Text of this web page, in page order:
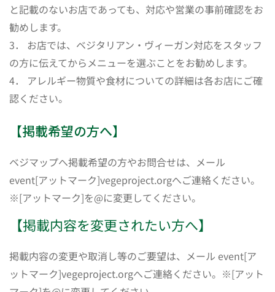
と記載のないお店であっても、対応や営業の事前確認をお
勧めします。
3． お店では、ベジタリアン・ヴィーガン対応をスタッフ
の方に伝えてからメニューを選ぶことをお勧めします。
4． アレルギー物質や食材についての詳細は各お店にご確
認ください。
【掲載希望の方へ】
ベジマップへ掲載希望の方やお問合せは、メール
event[アットマーク]vegeproject.orgへご連絡ください。
※[アットマーク]を@に変更してください。
【掲載内容を変更されたい方へ】
掲載内容の変更や取消し等のご要望は、メール event[ア
ットマーク]vegeproject.orgへご連絡ください。※[アット